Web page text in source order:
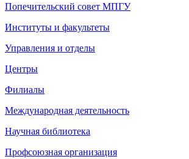
Попечительский совет МПГУ
Институты и факультеты
Управления и отделы
Центры
Филиалы
Международная деятельность
Научная библиотека
Профсоюзная организация